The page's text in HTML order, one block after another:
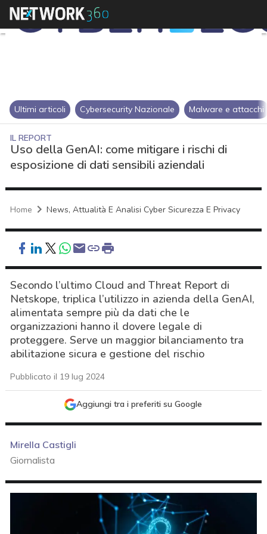
Ultimi articoli Cybersecurity Nazionale Malware e attacchi
IL REPORT
Uso della GenAI: come mitigare i rischi di
esposizione di dati sensibili aziendali
Home News, Attualità E Analisi Cyber Sicurezza E Privacy
Secondo l’ultimo Cloud and Threat Report di
Netskope, triplica l’utilizzo in azienda della GenAI,
alimentata sempre più da dati che le
organizzazioni hanno il dovere legale di
proteggere. Serve un maggior bilanciamento tra
abilitazione sicura e gestione del rischio
Pubblicato il 19 lug 2024
Aggiungi tra i preferiti su Google
Mirella Castigli
Giornalista